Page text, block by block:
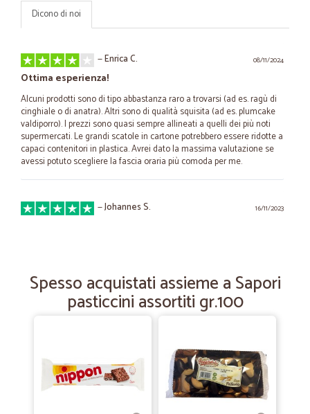
Dicono di noi
08/11/2024
—Enrica C.
Ottima esperienza!
Alcuni prodotti sono di tipo abbastanza raro a trovarsi (ad es. ragù di
cinghiale o di anatra). Altri sono di qualità squisita (ad es. plumcake
valdiporro). I prezzi sono quasi sempre allineati a quelli dei più noti
supermercati. Le grandi scatole in cartone potrebbero essere ridotte a
capaci contenitori in plastica. Avrei dato la massima valutazione se
avessi potuto scegliere la fascia oraria più comoda per me.
16/11/2023
—Johannes S.
26/11/2021
— Virginia maria cristina Z.
Tutto perfetto
19/04/2021
Marco B.
Spesso acquistati assieme a Sapori
pasticcini assortiti gr.100